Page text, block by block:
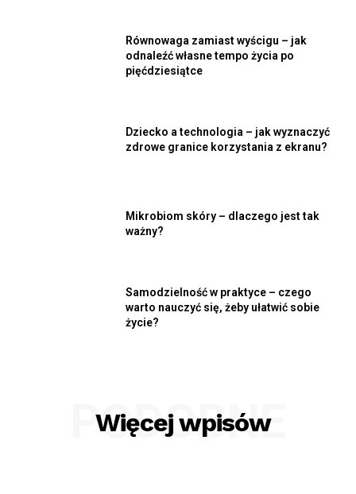
Równowaga zamiast wyścigu – jak
odnaleźć własne tempo życia po
pięćdziesiątce
Dziecko a technologia – jak wyznaczyć
zdrowe granice korzystania z ekranu?
Mikrobiom skóry – dlaczego jest tak
ważny?
Samodzielność w praktyce – czego
warto nauczyć się, żeby ułatwić sobie
życie?
Więcej wpisów
PODOBNE